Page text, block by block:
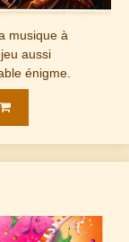
musique à
aussi
énigme.